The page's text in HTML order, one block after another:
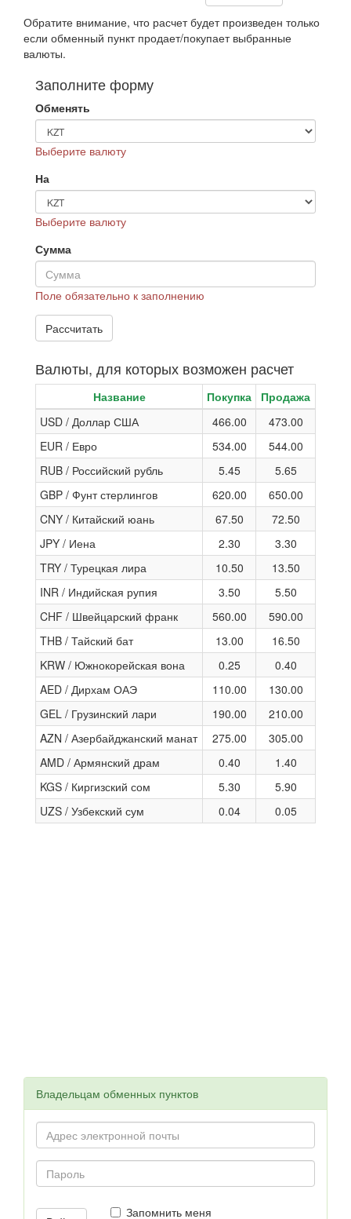
Обратите внимание, что расчет будет произведен только
если обменный пункт продает/покупает выбранные
валюты.
Заполните форму
Обменять
Выберите валюту
На
Выберите валюту
Сумма
Поле обязательно к заполнению
Валюты, для которых возможен расчет
Название Покупка
Продажа
USD / Доллар США
466.00
473.00
EUR / Евро
534.00
544.00
RUB / Российский рубль
5.45
5.65
GBP / Фунт стерлингов
620.00
650.00
CNY / Китайский юань
67.50
72.50
JPY / Иена
2.30
3.30
TRY / Турецкая лира
10.50
13.50
INR / Индийская рупия
3.50
5.50
CHF / Швейцарский франк
560.00
590.00
THB / Тайский бат
13.00
16.50
KRW / Южнокорейская вона
0.25
0.40
AED / Дирхам ОАЭ
110.00
130.00
GEL / Грузинский лари
190.00
210.00
AZN / Азербайджанский манат
275.00
305.00
AMD / Армянский драм
0.40
1.40
KGS / Киргизский сом
5.30
5.90
UZS / Узбекский сум
0.04 0.05
Владельцам обменных пунктов
Запомнить меня